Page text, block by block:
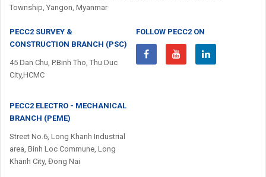
Township, Yangon, Myanmar
PECC2 SURVEY &
CONSTRUCTION BRANCH (PSC)
45 Dan Chu, P.Binh Tho, Thu Duc
City,HCMC
PECC2 ELECTRO - MECHANICAL
BRANCH (PEME)
Street No.6, Long Khanh Industrial
area, Binh Loc Commune, Long
Khanh City, Đong Nai
FOLLOW PECC2 ON